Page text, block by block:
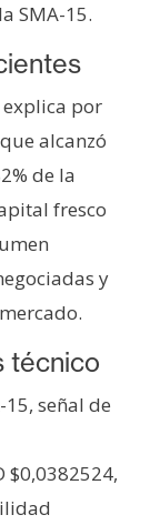
SMA-15.
explica por
alcanzó
de la
fresco
y
técnico
señal de
$0,0382524,